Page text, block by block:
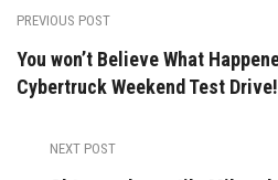
PREVIOUS POST
You won’t Believe What
Cybertruck Weekend Test Drive!
NEXT POST